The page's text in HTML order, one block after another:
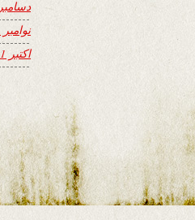
دسامبر 2011
نوامبر 2011
اکتبر 2011